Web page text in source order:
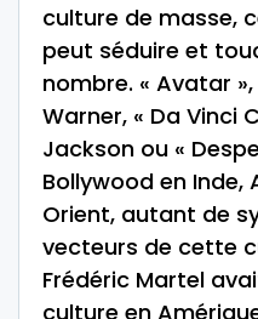
culture de masse,
peut séduire et
nombre. « Avatar
Warner, « Da Vinci
Jackson ou «
Bollywood en
Orient, autant de
vecteurs de cette
Frédéric Martel
culture en